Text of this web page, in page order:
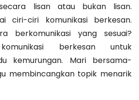
lisan atau bukan lisan.
ciri-ciri komunikasi berkesan.
berkomunikasi yang sesuai?
berkesan untuk
kemurungan. Mari bersama-
membincangkan topik menarik